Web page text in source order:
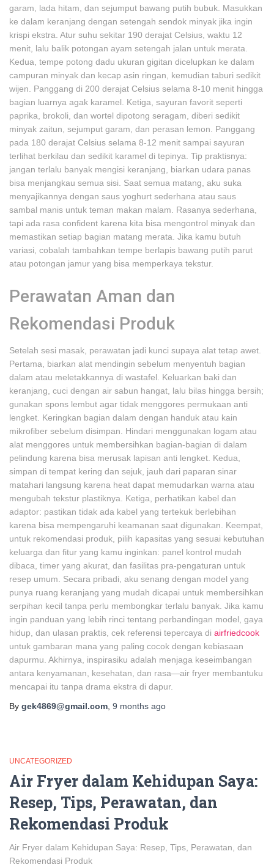
garam, lada hitam, dan sejumput bawang putih bubuk. Masukkan
ke dalam keranjang dengan setengah sendok minyak jika ingin
krispi ekstra. Atur suhu sekitar 190 derajat Celsius, waktu 12
menit, lalu balik potongan ayam setengah jalan untuk merata.
Kedua, tempe potong dadu ukuran gigitan dicelupkan ke dalam
campuran minyak dan kecap asin ringan, kemudian taburi sedikit
wijen. Panggang di 200 derajat Celsius selama 8-10 menit hingga
bagian luarnya agak karamel. Ketiga, sayuran favorit seperti
paprika, brokoli, dan wortel dipotong seragam, diberi sedikit
minyak zaitun, sejumput garam, dan perasan lemon. Panggang
pada 180 derajat Celsius selama 8-12 menit sampai sayuran
terlihat berkilau dan sedikit karamel di tepinya. Tip praktisnya:
jangan terlalu banyak mengisi keranjang, biarkan udara panas
bisa menjangkau semua sisi. Saat semua matang, aku suka
menyajikannya dengan saus yoghurt sederhana atau saus
sambal manis untuk teman makan malam. Rasanya sederhana,
tapi ada rasa confident karena kita bisa mengontrol minyak dan
memastikan setiap bagian matang merata. Jika kamu butuh
variasi, cobalah tambahkan tempe berlapis bawang putih parut
atau potongan jamur yang bisa memperkaya tekstur.
Perawatan Aman dan
Rekomendasi Produk
Setelah sesi masak, perawatan jadi kunci supaya alat tetap awet.
Pertama, biarkan alat mendingin sebelum menyentuh bagian
dalam atau meletakkannya di wastafel. Keluarkan baki dan
keranjang, cuci dengan air sabun hangat, lalu bilas hingga bersih;
gunakan spons lembut agar tidak menggores permukaan anti
lengket. Keringkan bagian dalam dengan handuk atau kain
mikrofiber sebelum disimpan. Hindari menggunakan logam atau
alat menggores untuk membersihkan bagian-bagian di dalam
pelindung karena bisa merusak lapisan anti lengket. Kedua,
simpan di tempat kering dan sejuk, jauh dari paparan sinar
matahari langsung karena heat dapat memudarkan warna atau
mengubah tekstur plastiknya. Ketiga, perhatikan kabel dan
adaptor: pastikan tidak ada kabel yang tertekuk berlebihan
karena bisa mempengaruhi keamanan saat digunakan. Keempat,
untuk rekomendasi produk, pilih kapasitas yang sesuai kebutuhan
keluarga dan fitur yang kamu inginkan: panel kontrol mudah
dibaca, timer yang akurat, dan fasilitas pra-pengaturan untuk
resep umum. Secara pribadi, aku senang dengan model yang
punya ruang keranjang yang mudah dicapai untuk membersihkan
serpihan kecil tanpa perlu membongkar terlalu banyak. Jika kamu
ingin panduan yang lebih rinci tentang perbandingan model, gaya
hidup, dan ulasan praktis, cek referensi tepercaya di airfriedcook
untuk gambaran mana yang paling cocok dengan kebiasaan
dapurmu. Akhirnya, inspirasiku adalah menjaga keseimbangan
antara kenyamanan, kesehatan, dan rasa—air fryer membantuku
mencapai itu tanpa drama ekstra di dapur.
By gek4869@gmail.com 9 months ago
UNCATEGORIZED
Air Fryer dalam Kehidupan Saya:
Resep, Tips, Perawatan, dan
Rekomendasi Produk
Air Fryer dalam Kehidupan Saya: Resep, Tips, Perawatan, dan
Rekomendasi Produk